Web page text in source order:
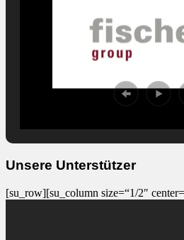
Unsere Unterstützer
[su_row][su_column size=“1/2″